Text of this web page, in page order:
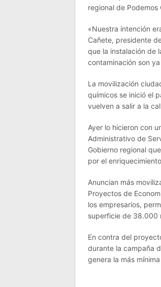
regional de Podemos
«Nuestra intención
Cañete, presidente
que la instalación de
contaminación son
La movilización
químicos se inició el
vuelven a salir a la
Ayer lo hicieron con
Administrativo de
Gobierno regional
por el
Anuncian más
Proyectos de
los empresarios,
superficie de 38.000
En contra del
durante la campaña
genera la más